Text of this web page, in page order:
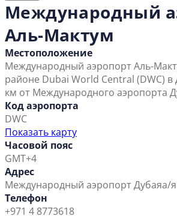
Международный
Аль-Мактум
Местоположение
Международный аэропорт Аль-
районе Dubai World Central (DWC)
км от Международного аэропорта
Код аэропорта
DWC
Показать карту
Часовой пояс
GMT+4
Адрес
Международный аэропорт Дубаяа/
Телефон
+971 4 8773618